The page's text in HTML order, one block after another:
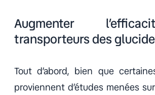
Augmenter
transporteurs des
Tout d’abord, bien que
proviennent d’études menées